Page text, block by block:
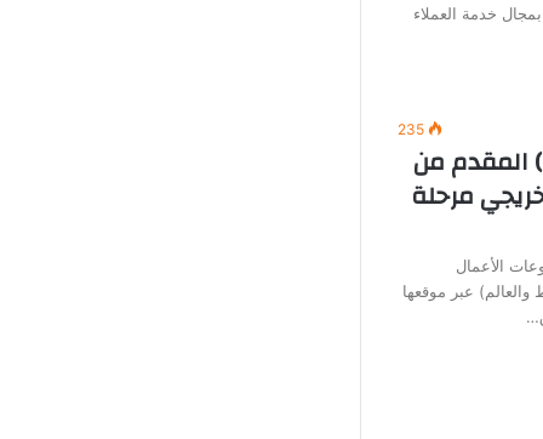
خدمة العملاء
235
المقدم من
مرحلة
الأعمال
عبر موقعها